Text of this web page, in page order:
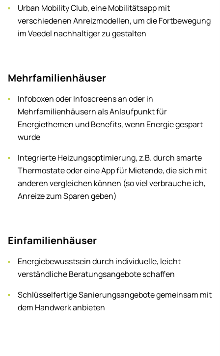
Urban Mobility Club, eine Mobilitätsapp mit
verschiedenen Anreizmodellen, um die Fortbewegung
im Veedel nachhaltiger zu gestalten
Mehr­fa­mi­li­en­häu­ser
Infoboxen oder Infoscreens an oder in
Mehrfamilienhäusern als Anlaufpunkt für
Energiethemen und Benefits, wenn Energie gespart
wurde
Integrierte Heizungsoptimierung, z.B. durch smarte
Thermostate oder eine App für Mietende, die sich mit
anderen vergleichen können (so viel verbrauche ich,
Anreize zum Sparen geben)
Ein­fa­mi­li­en­häu­ser
Energiebewusstsein durch individuelle, leicht
verständliche Beratungsangebote schaffen
Schlüsselfertige Sanierungsangebote gemeinsam mit
dem Handwerk anbieten